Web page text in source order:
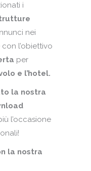
i
nei
l’obiettivo
per
e l’hotel.
la nostra
l’occasione
la nostra